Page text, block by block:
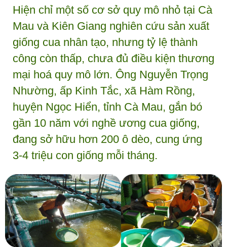
Hiện chỉ một số cơ sở quy mô nhỏ tại Cà
Mau và Kiên Giang nghiên cứu sản xuất
giống cua nhân tạo, nhưng tỷ lệ thành
công còn thấp, chưa đủ điều kiện thương
mại hoá quy mô lớn. Ông Nguyễn Trọng
Nhường, ấp Kinh Tắc, xã Hàm Rồng,
huyện Ngọc Hiển, tỉnh Cà Mau, gắn bó
gần 10 năm với nghề ương cua giống,
đang sở hữu hơn 200 ô dèo, cung ứng
3-4 triệu con giống mỗi tháng.